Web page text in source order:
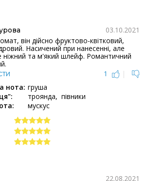
03.10.2021
він дійсно фруктово-квітковий,
Насичений при нанесенні, але
ніжний та м'який шлейф. Романтичний
1
|
нота: груша
троянда
півники
мускус
22.08.2021